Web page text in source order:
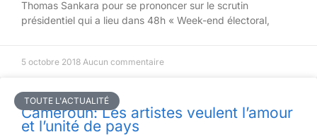
Thomas Sankara pour se prononcer sur le scrutin
présidentiel qui a lieu dans 48h « Week-end électoral,
5 octobre 2018 Aucun commentaire
TOUTE L'ACTUALITÉ
Cameroun: Les artistes veulent l’amour
et l’unité de pays